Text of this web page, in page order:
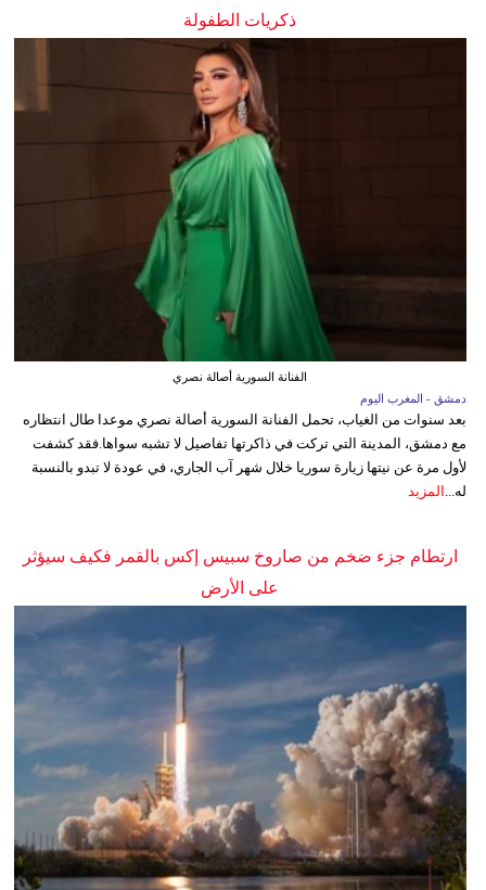
ذكريات الطفولة
الفنانة السورية أصالة نصري
دمشق - المغرب اليوم
بعد سنوات من الغياب، تحمل الفنانة السورية أصالة نصري موعدا طال انتظاره
مع دمشق، المدينة التي تركت في ذاكرتها تفاصيل لا تشبه سواها.فقد كشفت
لأول مرة عن نيتها زيارة سوريا خلال شهر آب الجاري، في عودة لا تبدو بالنسبة
له... المزيد
ارتطام جزء ضخم من صاروخ سبيس إكس بالقمر فكيف سيؤثر
على الأرض